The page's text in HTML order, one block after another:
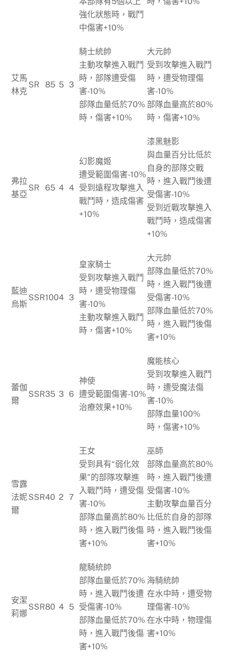
強化狀態時，戰鬥
中傷害+10%
艾馬
林克
SR 85 5 3
騎士統帥
主動攻擊進入戰鬥
時，部隊遭受傷
害-10%
部隊血量低於70%
時，傷害+10%
大元帥
受到攻擊進入戰鬥
時，遭受物理傷
害-10%
部隊血量高於80%
時，傷害+10%
弗拉
基亞
SR 65 4 4
幻影魔姬
遭受範圍傷害-10%
受到遠程攻擊進入
戰鬥時，造成傷害
+10%
漆黑魅影
與血量百分比低於
自身的部隊交戰
時，進入戰鬥後遭
受傷害-10%
受到近戰攻擊進入
戰鬥時，造成傷害
+10%
藍迪
烏斯
SSR1004 3
皇家騎士
受到攻擊進入戰鬥
時，遭受物理傷
害-10%
主動攻擊進入戰鬥
時，傷害+10%
大元帥
部隊血量低於70%
時，進入戰鬥後遭
受傷害-10%
部隊血量低於70%
時，進入戰鬥後傷
害+10%
蕾伽
爾
SSR35 3 6
神使
遭受範圍傷害-10%
治療效果+10%
魔能核心
受到攻擊進入戰鬥
時，遭受魔法傷
害-10%
部隊血量100%
時，傷害+10%
雪露
法妮
爾
SSR40 2 7
王女
受到具有“弱化效
果”的部隊攻擊進
入戰鬥時，遭受傷
害-10%
部隊血量高於80%
時，進入戰鬥後傷
害+10%
巫師
部隊血量高於80%
時，進入戰鬥後遭
受傷害-10%
主動攻擊血量百分
比低於自身的部隊
時，進入戰鬥後傷
害+10%
安潔
莉娜
SSR80 4 5
龍騎統帥
部隊血量低於70%
時，進入戰鬥後遭
受傷害-10%
部隊血量低於70%
時，進入戰鬥後傷
害+10%
海騎統帥
在水中時，遭受物
理傷害-10%
在水中時，物理傷
害+10%